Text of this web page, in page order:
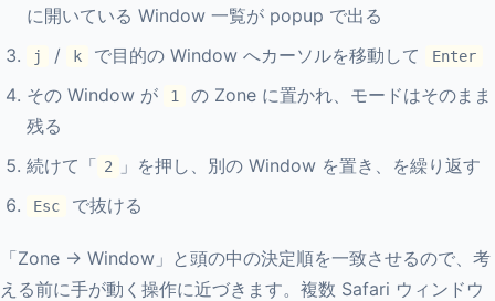
に開いている Window 一覧が popup で出る
j / k で目的の Window へカーソルを移動して Enter
その Window が 1
の Zone に置かれ、モードはそのまま
残る
続けて「 2 」を押し、別の Window を置き、を繰り返す
Esc で抜ける
「Zone → Window」と頭の中の決定順を一致させるので、考
える前に手が動く操作に近づきます。複数 Safari ウィンドウ